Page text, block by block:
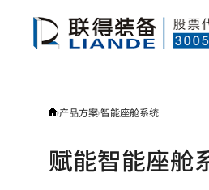
产品方案智能座舱系统
赋能智能座舱